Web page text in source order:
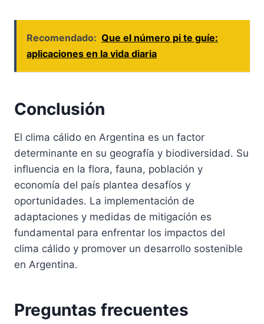
Recomendado: Que el número pi te guíe:
aplicaciones en la vida diaria
Conclusión
El clima cálido en Argentina es un factor
determinante en su geografía y biodiversidad. Su
influencia en la flora, fauna, población y
economía del país plantea desafíos y
oportunidades. La implementación de
adaptaciones y medidas de mitigación es
fundamental para enfrentar los impactos del
clima cálido y promover un desarrollo sostenible
en Argentina.
Preguntas frecuentes